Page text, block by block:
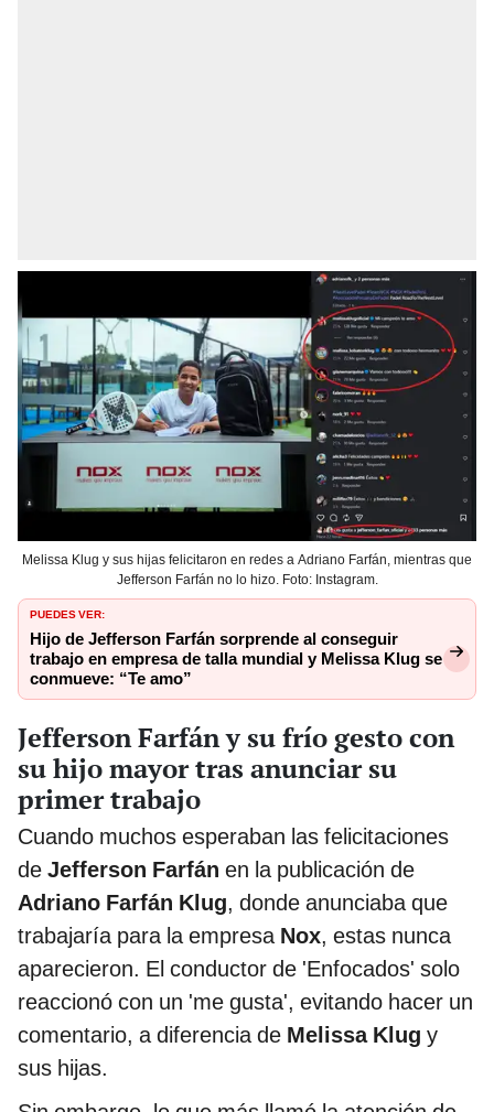
Melissa Klug y sus hijas felicitaron en redes a Adriano Farfán, mientras que
Jefferson Farfán no lo hizo. Foto: Instagram.
PUEDES VER:
Hijo de Jefferson Farfán sorprende al conseguir
trabajo en empresa de talla mundial y Melissa Klug se
conmueve: “Te amo”
Jefferson Farfán y su frío gesto con
su hijo mayor tras anunciar su
primer trabajo
Cuando muchos esperaban las felicitaciones
de Jefferson Farfán en la publicación de
Adriano Farfán Klug, donde anunciaba que
trabajaría para la empresa Nox, estas nunca
aparecieron. El conductor de 'Enfocados' solo
reaccionó con un 'me gusta', evitando hacer un
comentario, a diferencia de Melissa Klug y
sus hijas.